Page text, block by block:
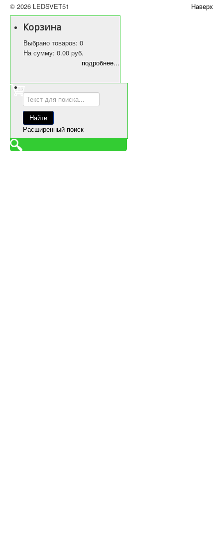
Наверх
© 2026 LEDSVET51
Корзина
Выбрано товаров: 0
На сумму: 0.00 руб.
подробнее...
Расширенный поиск